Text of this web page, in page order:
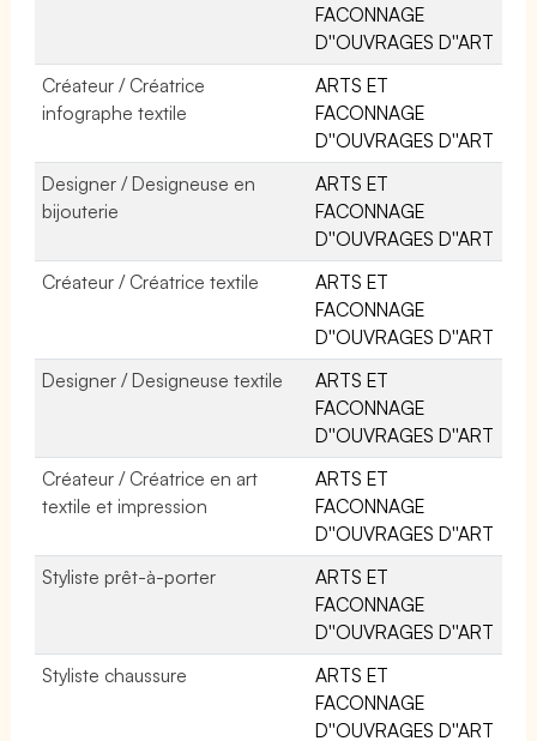
FACONNAGE
D''OUVRAGES D''ART
Créateur / Créatrice
infographe textile
ARTS ET
FACONNAGE
D''OUVRAGES D''ART
Designer / Designeuse en
bijouterie
ARTS ET
FACONNAGE
D''OUVRAGES D''ART
Créateur / Créatrice textile
ARTS ET
FACONNAGE
D''OUVRAGES D''ART
Designer / Designeuse textile
ARTS ET
FACONNAGE
D''OUVRAGES D''ART
Créateur / Créatrice en art
textile et impression
ARTS ET
FACONNAGE
D''OUVRAGES D''ART
Styliste prêt-à-porter
ARTS ET
FACONNAGE
D''OUVRAGES D''ART
Styliste chaussure
ARTS ET
FACONNAGE
D''OUVRAGES D''ART